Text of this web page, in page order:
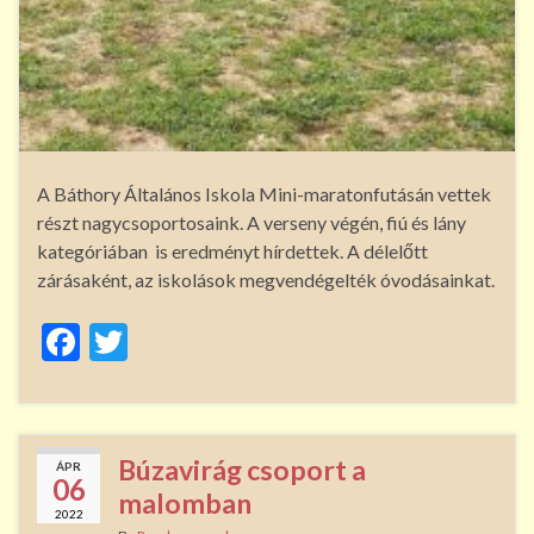
A Báthory Általános Iskola Mini-maratonfutásán vettek
részt nagycsoportosaink. A verseny végén, fiú és lány
kategóriában is eredményt hírdettek. A délelőtt
zárásaként, az iskolások megvendégelték óvodásainkat.
F
e
b
o
itt
er
ÁPR
06
2022
Búzavirág csoport a
malomban